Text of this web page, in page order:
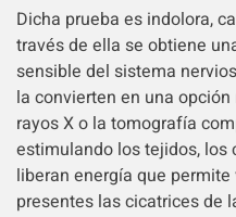
Dicha prueba es indolora,
través de ella se obtiene
sensible del sistema
la convierten en una
rayos X o la tomografía
estimulando los tejidos, los
liberan energía que
presentes las cicatrices de